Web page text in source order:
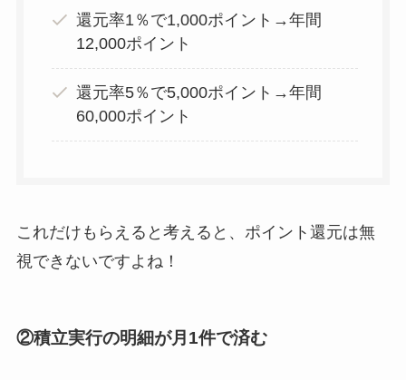
還元率1％で1,000ポイント→年間
12,000ポイント
還元率5％で5,000ポイント→年間
60,000ポイント
これだけもらえると考えると、ポイント還元は無
視できないですよね！
②積立実行の明細が月1件で済む